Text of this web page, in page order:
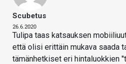
Scubetus
26.6.2020
Tulipa taas katsauksen
että olisi erittäin mukava saada
tämänhetkiset eri hintaluokkien